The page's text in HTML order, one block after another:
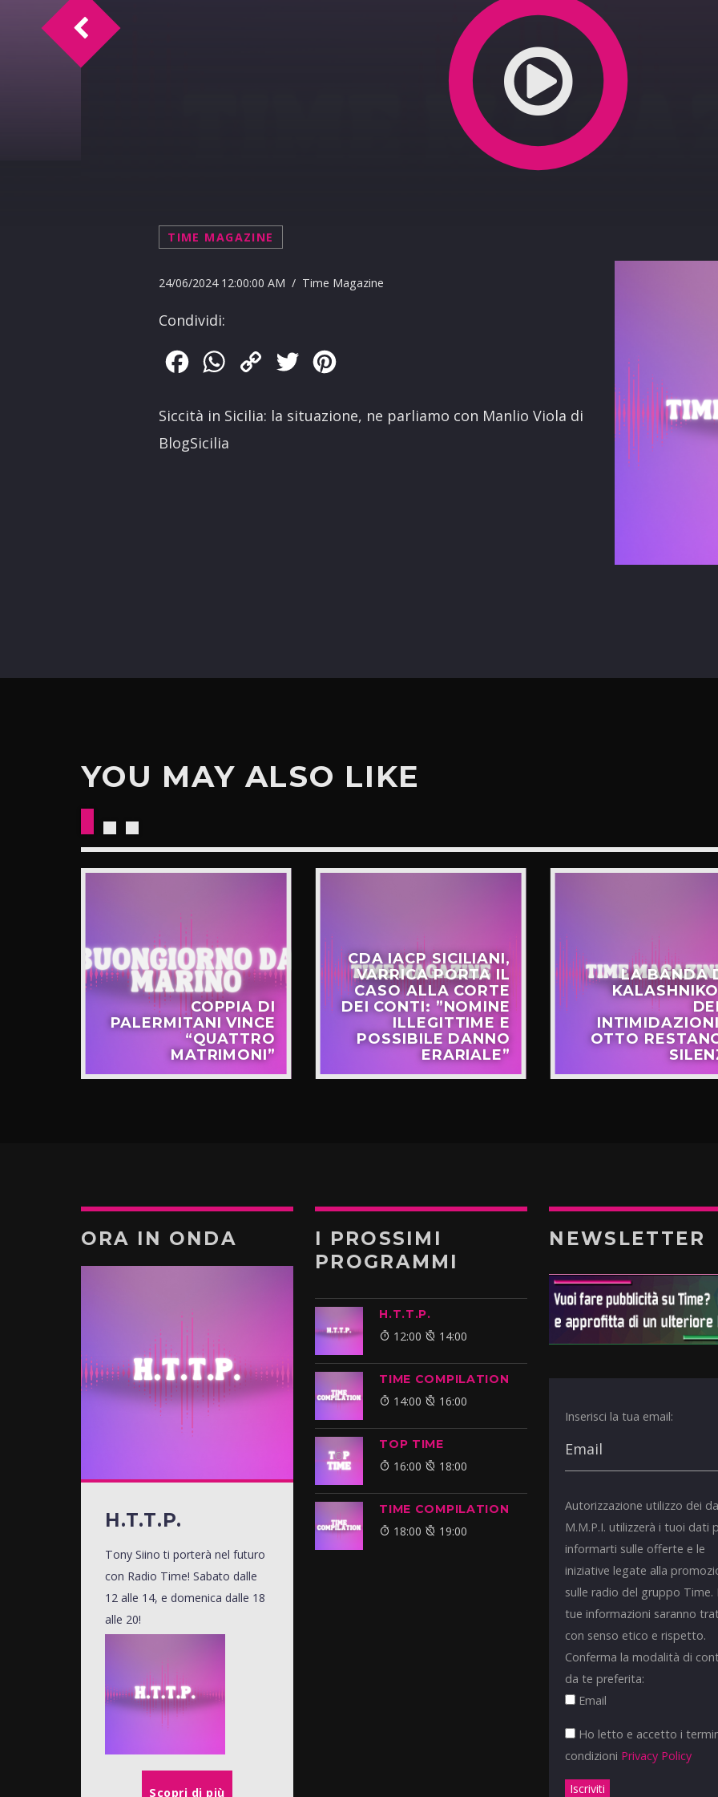
TIME MAGAZINE
24/06/2024 12:00:00 AM / Time Magazine
Condividi:
FacebookWhatsApp
Copy
Twitter
Siccità in Sicilia: la situazione, ne parliamo con Manlio Viola di
BlogSicilia
MARIA CRISTINA CASTELLUCCI COORDINATRICE PRESENTA IL NUOVO NUMERO DE LE GUIDE
YOU MAY ALSO LIKE
COPPIA DI
PALERMITANI VINCE
“QUATTRO
MATRIMONI”
CDA IACP SICILIANI,
VARRICA PORTA IL
CASO ALLA CORTE
DEI CONTI: ”NOMINE
ILLEGITTIME E
POSSIBILE DANNO
ERARIALE”
LA BANDA
OTTO
ORA IN ONDA
H.T.T.P.
Tony Siino ti porterà nel futuro
con Radio Time! Sabato dalle
12 alle 14, e domenica dalle 18
alle 20!
Scopri di più
I PROSSIMI
PROGRAMMI
H.T.T.P.
12:00 14:00
TIME COMPILATION
14:00 16:00
TOP TIME
16:00 18:00
TIME COMPILATION
18:00 19:00
NEWSLETTER
Inserisci la tua email:
Autorizzazione utilizzo dei
M.M.P.I. utilizzerà i tuoi dati
informarti sulle offerte e le
iniziative legate alla
sulle radio del gruppo Time.
tue informazioni saranno
con senso etico e rispetto.
Conferma la modalità di
da te preferita:
Email
Ho letto e accetto i
condizioni Privacy Policy